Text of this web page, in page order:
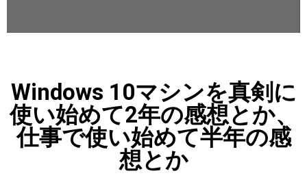
Windows 10マシンを真剣に
使い始めて2年の感想とか、
仕事で使い始めて半年の感
想とか